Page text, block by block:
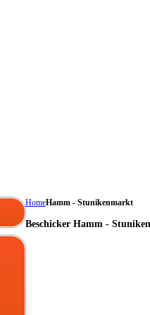
HomeHamm - Stunikenmarkt
Beschicker Hamm -